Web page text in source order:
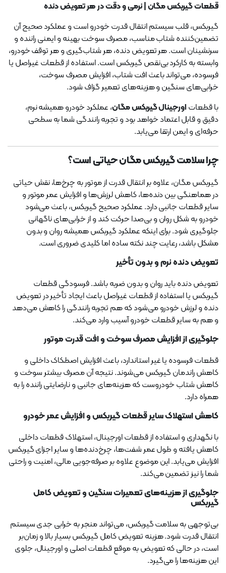
قطعات گیربکس مگان | نرمی و دقت در هر تعویض دنده
گیربکس، قلب سیستم انتقال قدرت خودرو است و عملکرد صحیح آن
تضمین‌کننده شتاب مناسب، مصرف سوخت بهینه و ایمنی راننده و
سرنشینان است. هر تعویض دنده، هر شتاب‌گیری و هر توقف خودرو،
وابسته به کارکرد بی‌نقص گیربکس است. استفاده از قطعات غیراصل یا
فرسوده، می‌تواند باعث افت شتاب، افزایش مصرف سوخت،
خرابی‌های سنگین و هزینه‌های تعمیر گزاف شود.
با قطعات اورجینال گیربکس مگان، عملکرد خودرو همیشه نرم،
دقیق و قابل اعتماد خواهد بود و تجربه رانندگی شما به سطحی
حرفه‌ای و ایمن ارتقا می‌یابد.
چرا سلامت گیربکس مگان حیاتی است؟
گیربکس مگان، علاوه بر انتقال قدرت از موتور به چرخ‌ها، نقش حیاتی
در هماهنگی بین دنده‌ها، کاهش لرزش‌ها و افزایش عمر موتور و
سایر قطعات جانبی دارد. عملکرد صحیح گیربکس، باعث می‌شود
خودرو به شکل روان و بی‌صدا حرکت کند و از خرابی‌های ناگهانی
جلوگیری شود. برای اینکه عملکرد گیربکس همیشه روان و بدون
مشکل باشد، رعایت چند نکته ساده اما کلیدی ضروری است.
تعویض دنده نرم و بدون تأخیر
تعویض دنده باید روان و بدون ضربه باشد. فرسودگی قطعات
گیربکس یا استفاده از قطعات غیراصل باعث ایجاد تأخیر در تعویض
دنده و لرزش خودرو می‌شود که هم تجربه رانندگی را کاهش می‌دهد
و هم به سایر قطعات خودرو آسیب وارد می‌کند.
جلوگیری از افزایش مصرف سوخت و افت قدرت موتور
قطعات فرسوده یا غیر استاندارد، باعث افزایش اصطکاک داخلی و
کاهش راندمان گیربکس می‌شوند. نتیجه آن مصرف بیشتر سوخت و
کاهش شتاب خودروست که هزینه‌های جانبی و نارضایتی راننده را به
همراه دارد.
کاهش استهلاک سایر قطعات گیربکس و افزایش عمر خودرو
با نگهداری و استفاده از قطعات اورجینال، استهلاک قطعات داخلی
کاهش یافته و طول عمر شفت‌ها، چرخ‌دنده‌ها و سایر اجزای گیربکس
افزایش می‌یابد. این موضوع علاوه بر صرفه‌جویی مالی، امنیت و راحتی
شما را نیز تضمین می‌کند.
جلوگیری از هزینه‌های تعمیرات سنگین و تعویض کامل
گیربکس
بی‌توجهی به سلامت گیربکس، می‌تواند منجر به خرابی جدی سیستم
انتقال قدرت شود. هزینه تعویض کامل گیربکس بسیار بالا و زمان‌بر
است، در حالی که تعویض به موقع قطعات اصلی و اورجینال، جلوی
این هزینه‌ها را می‌گیرد.